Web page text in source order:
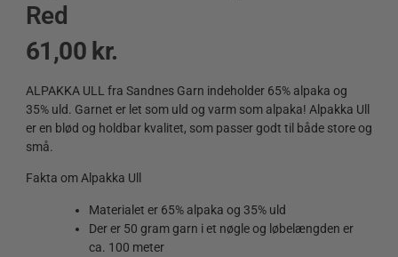
Red
61,00 kr.
ALPAKKA ULL fra Sandnes Garn indeholder 65% alpaka og
35% uld. Garnet er let som uld og varm som alpaka! Alpakka Ull
er en blød og holdbar kvalitet, som passer godt til både store og
små.
Fakta om Alpakka Ull
Materialet er 65% alpaka og 35% uld
Der er 50 gram garn i et nøgle og løbelængden er
ca. 100 meter